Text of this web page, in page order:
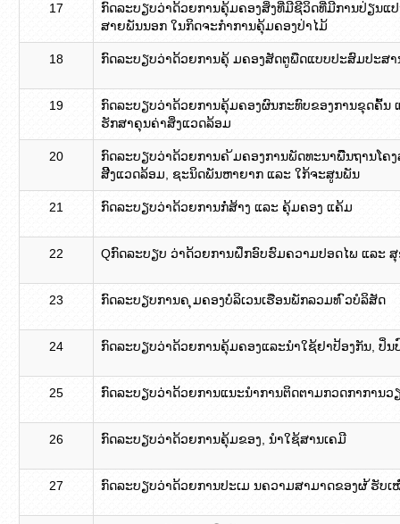
17
ກົດລະບຽບວ່າດ້ວຍການຄຸ້ມຄອງສິ່ງທີ່ມີຊີວິດທີ່ມີການປ່ຽນແ
ສາຍພັນນອກ ໃນກິດຈະກໍາການຄຸ້ມຄອງປ່າໄມ້
18 ກົດລະບຽບວ່າດ້ວຍການຄຸ້ ມຄອງສັດຕູພືດແບບປະສົມປະສາ
19
ກົດລະບຽບວ່າດ້ວຍການຄຸ້ມຄອງຜົນກະທົບຂອງການຂຸດຄົ້ນ
ຮັກສາຄຸນຄ່າສິ່ງແວດລ້ອມ
20
ກົດລະບຽບວ່າດ້ວຍການຄ ້ມຄອງການພັດທະນາພືືນຖານໂຄ
ສິີງແວດລ້ອມ, ຊະນິດພັນຫາຍາກ ແລະ ໃກ້ຈະສູນພັນ
21 ກົດລະບຽບວ່າດ້ວຍການກໍ່ສ້າງ ແລະ ຄຸ້ມຄອງ ແຄ້ມ
22 Qກົດລະບຽບ ວ່າດ້ວຍການຝຶກອົບຮົມຄວາມປອດໄພ ແລະ
23 ກົດລະບຽບການຄ ຸມຄອງບໍລິເວນເຮືອນພັກລວມທ ົວບໍລິສັດ
24 ກົດລະບຽບວ່າດ້ວຍການຄຸ້ມຄອງແລະນຳໃຊ້ຢາປ້ອງກັນ, ປິ່
25 ກົດລະບຽບວ່າດ້ວຍການແນະນຳການຕິດຕາມກວດກາການວ
26 ກົດລະບຽບວ່າດ້ວຍການຄຸ້ມຂອງ, ນຳໃຊ້ສານເຄມີ
27 ກົດລະບຽບວ່າດ້ວຍການປະເມ ນຄວາມສາມາດຂອງຜ ້ຮັບເ